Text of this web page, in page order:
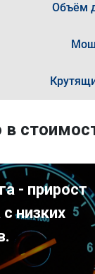
Объём
- прирост
низких